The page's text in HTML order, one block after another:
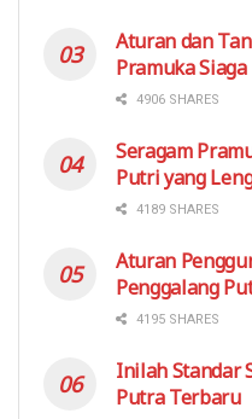
Aturan dan
Pramuka
4906 SHARES
Seragam
Putri yang
4189 SHARES
Aturan
Penggalang
4195 SHARES
Inilah Standar
Putra Terbaru